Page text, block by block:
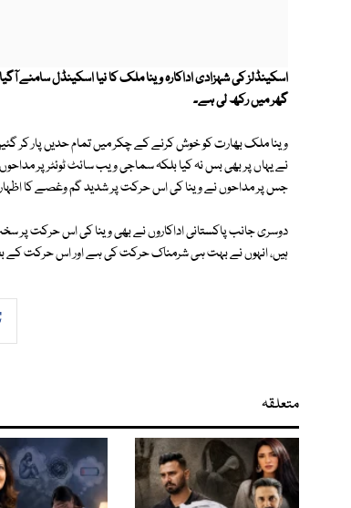
اسکینڈلز کی شہزادی اداکارہ وینا ملک کا نیا اسکینڈل سامنے
گھر میں رکھ لی ہے۔
وینا ملک بھارت کو خوش کرنے کے چکر میں تمام حدیں پار کر
نے یہاں پر بھی بس نہ کیا بلکہ سماجی ویب سائٹ ٹوئٹر پر
جس پر مداحوں نے وینا کی اس حرکت پر شدید گم وغصے کا
دوسری جانب پاکستانی اداکاروں نے بھی وینا کی اس حرکت پر
ہیں، انہوں نے بہت ہی شرمناک حرکت کی ہے اور اس حرکت کے بعد
متعلقہ